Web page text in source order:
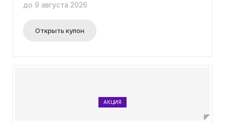
"Сырная" (размером 30 см) вместе с
Применение специального промокода не
требуется.
до 9 августа 2026
Открыть купон
АКЦИЯ